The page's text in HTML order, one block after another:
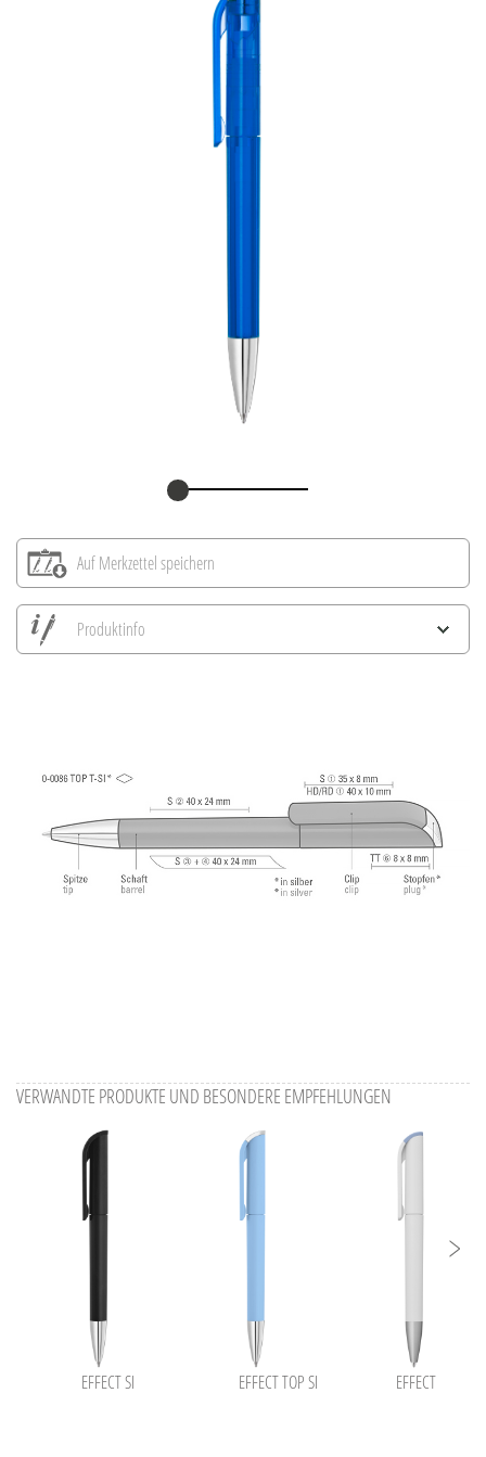
Auf Merkzettel speichern
Produktinfo
VERWANDTE PRODUKTE UND BESONDERE EMPFEHLUNGEN
EFFECT SI EFFECT TOP SI EFFECT F SI